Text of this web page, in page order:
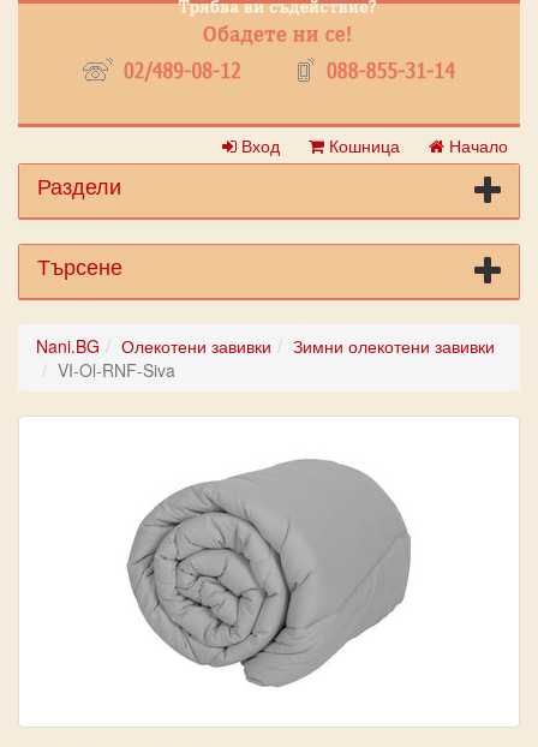
Вход Кошница Начало
Раздели
Търсене
Nani.BG Олекотени завивки
Зимни олекотени завивки
VI-Ol-RNF-Siva